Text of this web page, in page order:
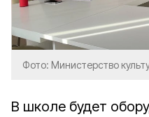
Фото: Министерство
В школе будет